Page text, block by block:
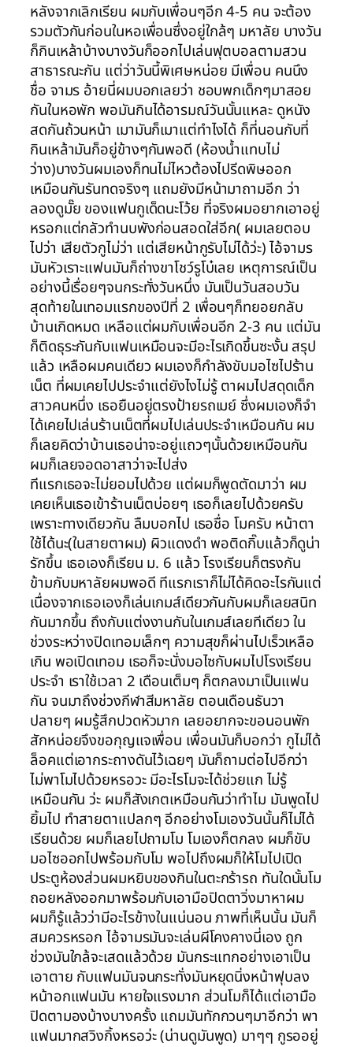
หลังจากเลิกเรียน ผมกับเพื่อนๆอีก 4-5 คน จะต้อง
รวมตัวกันก่อนในหอเพื่อนซึ่งอยู่ใกล้ๆ มหาลัย บางวัน
ก็กินเหล้าบ้างบางวันก็ออกไปเล่นฟุตบอลตามสวน
สาธารณะกัน แต่ว่าวันนี้พิเศษหน่อย มีเพื่อน คนนึง
ชื่อ จามร อ้ายนี่ผมบอกเลยว่า ชอบพกเด็กๆมาสอย
กันในหอพัก พอมันกินได้อารมณ์วันนั้นแหละ ดูหนัง
สดกันถ้วนหน้า เมามันก็เมาแต่ทำไงได้ ก็ที่นอนกับที่
กินเหล้ามันก็อยู่ข้างๆกันพอดี (ห้องน้ำแทบไม่
ว่าง)บางวันผมเองก็ทนไม่ไหวต้องไปรีดพิษออก
เหมือนกันรันทดจริงๆ แถมยังมีหน้ามาถามอีก ว่า
ลองดูมั๊ย ของแฟนกูเด็ดนะโว้ย ที่จริงผมอยากเอาอยู่
หรอกแต่กลัวทำนบพังก่อนสอดใส่อีก( ผมเลยตอบ
ไปว่า เสียตัวกูไม่ว่า แต่เสียหน้ากูรับไม่ได้ว่ะ) ไอ้จามร
มันหัวเราะแฟนมันก็ถ่างขาโชว์รูโบ๋เลย เหตุการณ์เป็น
อย่างนี้เรื่อยๆจนกระทั่งวันหนึ่ง มันเป็นวันสอบวัน
สุดท้ายในเทอมแรกของปีที่ 2 เพื่อนๆก็ทยอยกลับ
บ้านเกิดหมด เหลือแต่ผมกับเพื่อนอีก 2-3 คน แต่มัน
ก็ติดธุระกันกับแฟนเหมือนจะมีอะไรเกิดขึ้นซะงั้น สรุป
แล้ว เหลือผมคนเดียว ผมเองก็กำลังขับมอไซไปร้าน
เน็ต ที่ผมเคยไปประจำแต่ยังไงไม่รู้ ตาผมไปสดุดเด็ก
สาวคนหนึ่ง เธอยืนอยู่ตรงป้ายรถเมย์ ซึ่งผมเองก็จำ
ได้เคยไปเล่นร้านเน็ตที่ผมไปเล่นประจำเหมือนกัน ผม
ก็เลยคิดว่าบ้านเธอน่าจะอยู่แถวๆนั้นด้วยเหมือนกัน
ผมก็เลยจอดอาสาว่าจะไปส่ง
ทีแรกเธอจะไม่ยอมไปด้วย แต่ผมก็พูดตัดมาว่า ผม
เคยเห็นเธอเข้าร้านเน็ตบ่อยๆ เธอก็เลยไปด้วยครับ
เพราะทางเดียวกัน ลืมบอกไป เธอชื่อ โมครับ หน้าตา
ใช้ได้นะ(ในสายตาผม) ผิวแดงดำ พอติดกิ๊บแล้วก็ดูน่า
รักขึ้น เธอเองก็เรียน ม. 6 แล้ว โรงเรียนก็ตรงกัน
ข้ามกับมหาลัยผมพอดี ทีแรกเราก็ไม่ได้คิดอะไรกันแต่
เนื่องจากเธอเองก็เล่นเกมส์เดียวกันกับผมก็เลยสนิท
กันมากขึ้น ถึงกับแต่งงานกันในเกมส์เลยทีเดียว ใน
ช่วงระหว่างปิดเทอมเล็กๆ ความสุขก็ผ่านไปเร็วเหลือ
เกิน พอเปิดเทอม เธอก็จะนั่งมอไซกับผมไปโรงเรียน
ประจำ เราใช้เวลา 2 เดือนเต็มๆ ก็ตกลงมาเป็นแฟน
กัน จนมาถึงช่วงกีฬาสีมหาลัย ตอนเดือนธันวา
ปลายๆ ผมรู้สึกปวดหัวมาก เลยอยากจะขอนอนพัก
สักหน่อยจึงขอกุญแจเพื่อน เพื่อนมันก็บอกว่า กูไม่ได้
ล็อคแต่เอากระถางดันไว้เฉยๆ มันก็ถามต่อไปอีกว่า
ไม่พาโมไปด้วยหรอวะ มีอะไรโมจะได้ช่วยแก ไม่รู้
เหมือนกัน ว่ะ ผมก็สังเกตเหมือนกันว่าทำไม มันพูดไป
ยิ้มไป ทำสายตาแปลกๆ อีกอย่างโมเองวันนั้นก็ไม่ได้
เรียนด้วย ผมก็เลยไปถามโม โมเองก็ตกลง ผมก็ขับ
มอไซออกไปพร้อมกับโม พอไปถึงผมก็ให้โมไปเปิด
ประตูห้องส่วนผมหยิบของกินในตะกร้ารถ ทันใดนั้นโม
ถอยหลังออกมาพร้อมกับเอามือปิดตาวิ่งมาหาผม
ผมก็รู้แล้วว่ามีอะไรข้างในแน่นอน ภาพที่เห็นนั้น มันก็
สมควรหรอก ไอ้จามรมันจะเล่นผีโคงคางนี่เอง ถูก
ช่วงมันใกล้จะเสดแล้วด้วย มันกระแทกอย่างเอาเป็น
เอาตาย กับแฟนมันจนกระทั่งมันหยุดนิ่งหน้าฟุบลง
หน้าอกแฟนมัน หายใจแรงมาก ส่วนโมก็ได้แต่เอามือ
ปิดตามองบ้างบางครั้ง แถมมันทักกวนๆมาอีกว่า พา
แฟนมากสวิงกิ้งหรอว่ะ (น่านดูมันพูด) มาๆๆ กูรออยู่